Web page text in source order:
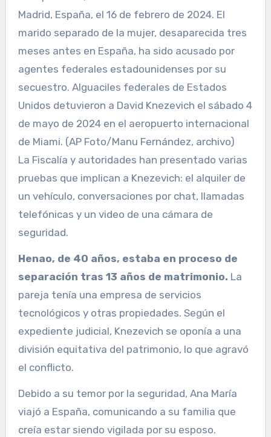
Madrid, España, el 16 de febrero de 2024. El
marido separado de la mujer, desaparecida tres
meses antes en España, ha sido acusado por
agentes federales estadounidenses por su
secuestro. Alguaciles federales de Estados
Unidos detuvieron a David Knezevich el sábado 4
de mayo de 2024 en el aeropuerto internacional
de Miami. (AP Foto/Manu Fernández, archivo)
La Fiscalía y autoridades han presentado varias
pruebas que implican a Knezevich: el alquiler de
un vehículo, conversaciones por chat, llamadas
telefónicas y un video de una cámara de
seguridad.
Henao, de 40 años, estaba en proceso de
separación tras 13 años de matrimonio. La
pareja tenía una empresa de servicios
tecnológicos y otras propiedades. Según el
expediente judicial, Knezevich se oponía a una
división equitativa del patrimonio, lo que agravó
el conflicto.
Debido a su temor por la seguridad, Ana María
viajó a España, comunicando a su familia que
creía estar siendo vigilada por su esposo.